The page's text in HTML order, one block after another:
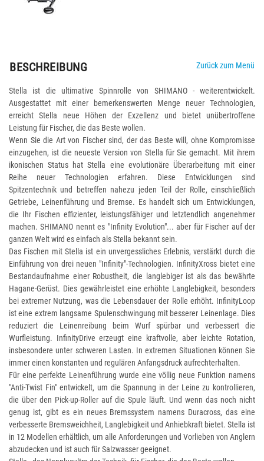
BESCHREIBUNG Zurück zum Menü
Stella ist die ultimative Spinnrolle von SHIMANO - weiterentwickelt.
Ausgestattet mit einer bemerkenswerten Menge neuer Technologien,
erreicht Stella neue Höhen der Exzellenz und bietet unübertroffene
Leistung für Fischer, die das Beste wollen.
Wenn Sie die Art von Fischer sind, der das Beste will, ohne Kompromisse
einzugehen, ist die neueste Version von Stella für Sie gemacht. Mit ihrem
ikonischen Status hat Stella eine evolutionäre Überarbeitung mit einer
Reihe neuer Technologien erfahren. Diese Entwicklungen sind
Spitzentechnik und betreffen nahezu jeden Teil der Rolle, einschließlich
Getriebe, Leinenführung und Bremse. Es handelt sich um Entwicklungen,
die Ihr Fischen effizienter, leistungsfähiger und letztendlich angenehmer
machen. SHIMANO nennt es "Infinity Evolution"... aber für Fischer auf der
ganzen Welt wird es einfach als Stella bekannt sein.
Das Fischen mit Stella ist ein unvergessliches Erlebnis, verstärkt durch die
Einführung von drei neuen "Infinity"-Technologien. InfinityXross bietet eine
Bestandaufnahme einer Robustheit, die langlebiger ist als das bewährte
Hagane-Gerüst. Dies gewährleistet eine erhöhte Langlebigkeit, besonders
bei extremer Nutzung, was die Lebensdauer der Rolle erhöht. InfinityLoop
ist eine extrem langsame Spulenschwingung mit besserer Leinenlage. Dies
reduziert die Leinenreibung beim Wurf spürbar und verbessert die
Wurfleistung. InfinityDrive erzeugt eine kraftvolle, aber leichte Rotation,
insbesondere unter schweren Lasten. In extremen Situationen können Sie
immer einen konstanten und regulären Anfangsdruck aufrechterhalten.
Für eine perfekte Leinenführung wurde eine völlig neue Funktion namens
"Anti-Twist Fin" entwickelt, um die Spannung in der Leine zu kontrollieren,
die über den Pick-up-Roller auf die Spule läuft. Und wenn das noch nicht
genug ist, gibt es ein neues Bremssystem namens Duracross, das eine
verbesserte Bremsweichheit, Langlebigkeit und Anhiebkraft bietet. Stella ist
in 12 Modellen erhältlich, um alle Anforderungen und Vorlieben von Anglern
abzudecken und ist auch für Salzwasser geeignet.